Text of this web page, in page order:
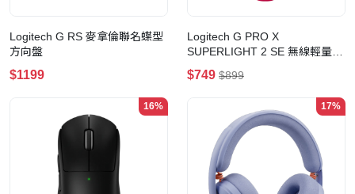
Logitech G RS 麥拿倫聯名蝶型
方向盤
$1199
Logitech G PRO X
SUPERLIGHT 2 SE 無線輕量化
電競滑鼠(SE版-桃紅色)
$749 $899
16% 17%